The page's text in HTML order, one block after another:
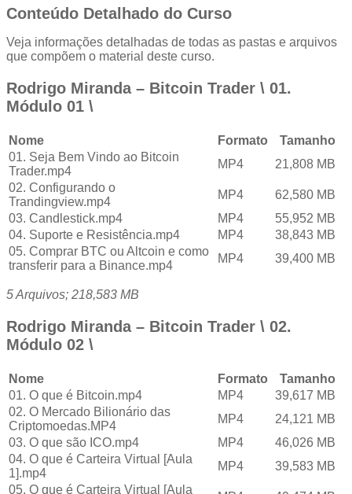
Conteúdo Detalhado do Curso
Veja informações detalhadas de todas as pastas e arquivos
que compõem o material deste curso.
Rodrigo Miranda – Bitcoin Trader \ 01.
Módulo 01 \
Nome Formato
Tamanho
01. Seja Bem Vindo ao Bitcoin
Trader.mp4
MP4
21,808 MB
02. Configurando o
Trandingview.mp4
MP4
62,580 MB
03. Candlestick.mp4
MP4
55,952 MB
04. Suporte e Resistência.mp4
MP4
38,843 MB
05. Comprar BTC ou Altcoin e como
transferir para a Binance.mp4
MP4 39,400 MB
5 Arquivos; 218,583 MB
Rodrigo Miranda – Bitcoin Trader \ 02.
Módulo 02 \
Nome Formato
Tamanho
01. O que é Bitcoin.mp4
MP4
39,617 MB
02. O Mercado Bilionário das
Criptomoedas.MP4
MP4
24,121 MB
03. O que são ICO.mp4
MP4
46,026 MB
04. O que é Carteira Virtual [Aula
1].mp4
MP4
39,583 MB
05. O que é Carteira Virtual [Aula